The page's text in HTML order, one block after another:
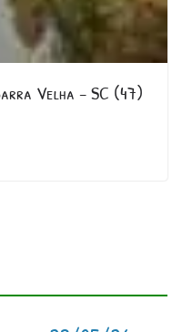
Velha – SC (47)